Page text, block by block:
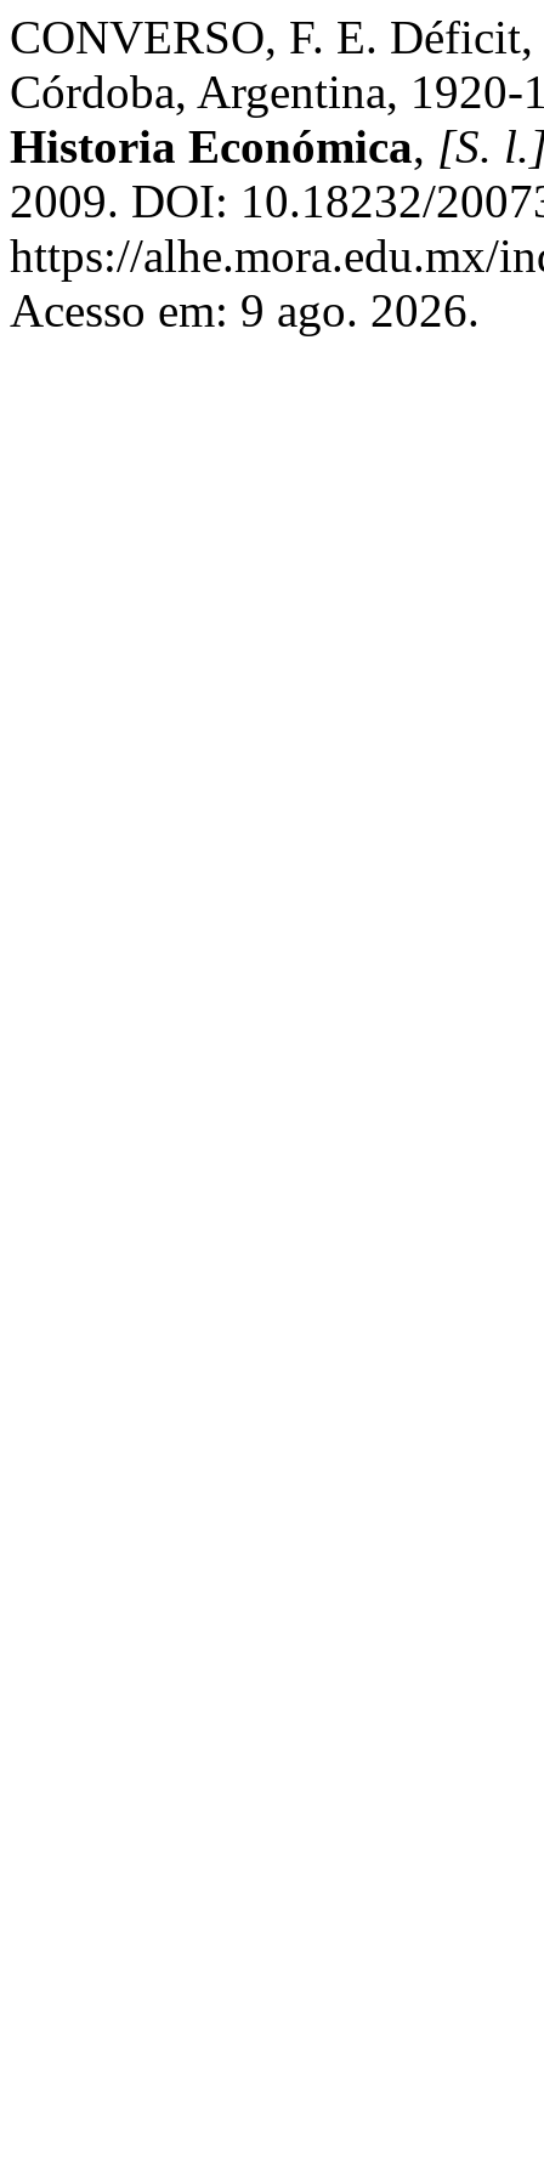
CONVERSO, F. E.
Córdoba, Argentina,
Historia Económica, [S.
2009. DOI: 10.18232/
https://alhe.mora.edu.mx/
Acesso em: 9 ago. 2026.